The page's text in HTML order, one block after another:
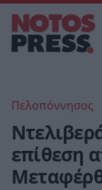
Πελοπόννησος
επίθεση